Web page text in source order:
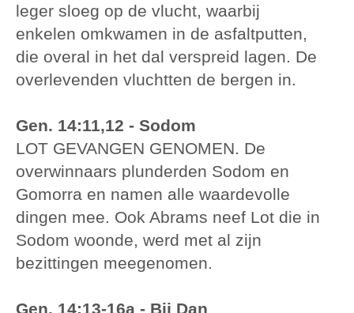
leger sloeg op de vlucht, waarbij
enkelen omkwamen in de asfaltputten,
die overal in het dal verspreid lagen. De
overlevenden vluchtten de bergen in.
Gen. 14:11,12 - Sodom
LOT GEVANGEN GENOMEN. De
overwinnaars plunderden Sodom en
Gomorra en namen alle waardevolle
dingen mee. Ook Abrams neef Lot die in
Sodom woonde, werd met al zijn
bezittingen meegenomen.
Gen. 14:13-16a - Bij Dan